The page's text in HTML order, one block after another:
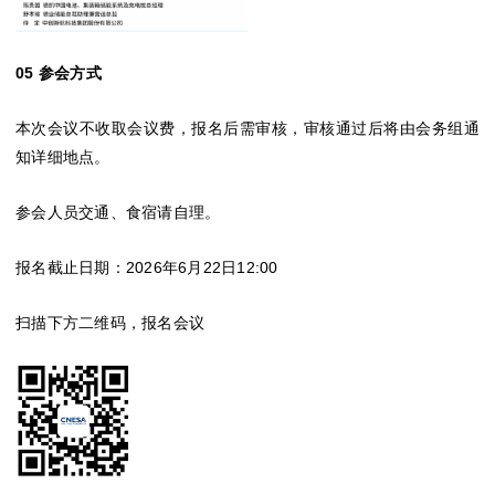
05 参会方式
本次会议不收取会议费，报名后需审核，审核通过后将由会务组通
知详细地点。
参会人员交通、食宿请自理。
报名截止日期：2026年6月22日12:00
扫描下方二维码，报名会议